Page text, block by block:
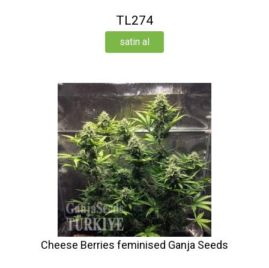
TL274
satin al
Cheese Berries feminised Ganja Seeds